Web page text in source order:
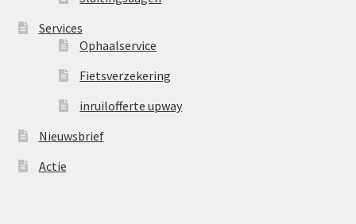
Services
Ophaalservice
Fietsverzekering
inruilofferte upway
Nieuwsbrief
Actie